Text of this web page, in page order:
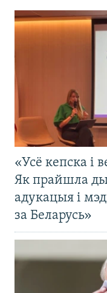
«Усё кепска і
Як прайшла
адукацыя і
за Беларусь»